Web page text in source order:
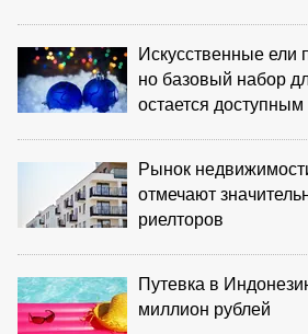
Искусственные ели
но базовый набор
остается доступным
Рынок
отмечают
риелторов
Путевка в
миллион рублей